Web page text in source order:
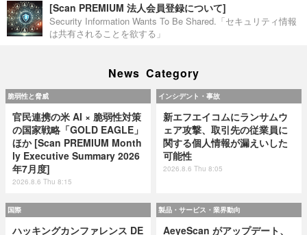
[Scan PREMIUM 法人会員登録について]
Security Information Wants To Be Shared.「セキュリティ情報
は共有されることを欲する」
News Category
脆弱性と脅威
官民連携の米 AI × 脆弱性対策
の国家戦略「GOLD EAGLE」
ほか [Scan PREMIUM Month
ly Executive Summary 2026
年7月度]
2026.8.6 Thu 8:15
インシデント・事故
新エフエイコムにランサムウ
ェア攻撃、取引先の従業員に
関する個人情報が漏えいした
可能性
2026.8.6 Thu 8:05
国際
ハッキングカンファレンス DE
製品・サービス・業界動向
AeyeScan がアップデート、